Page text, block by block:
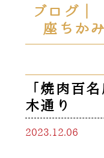
ブログ｜
座ちか
「焼肉百
木通り
2023.12.06